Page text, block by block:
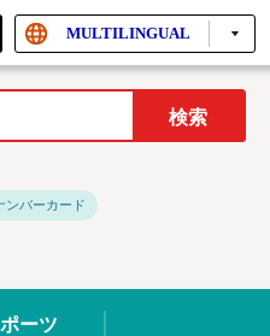
MULTILINGUAL
ンバーカード
ーツ